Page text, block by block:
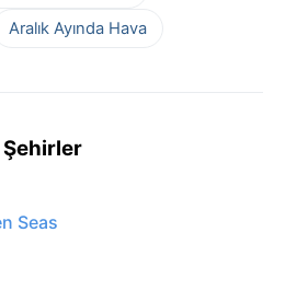
Aralık Ayında Hava
Şehirler
Seas